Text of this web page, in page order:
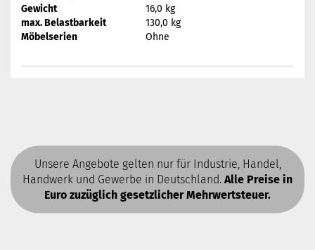
Gewicht
16,0 kg
max. Belastbarkeit
130,0 kg
Möbelserien
Ohne
Unsere Angebote gelten nur für Industrie, Handel,
Handwerk und Gewerbe in Deutschland. Alle Preise in
Euro zuzüglich gesetzlicher Mehrwertsteuer.